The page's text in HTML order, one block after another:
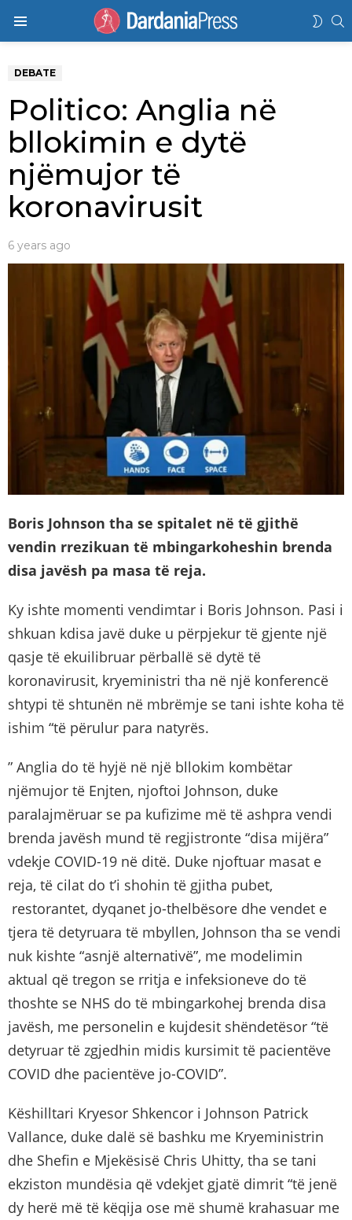
DEBATE
Politico: Anglia në
bllokimin e dytë
njëmujor të
koronavirusit
6 years ago
Boris Johnson tha se spitalet në të gjithë
vendin rrezikuan të mbingarkoheshin brenda
disa javësh pa masa të reja.
Ky ishte momenti vendimtar i Boris Johnson. Pasi i
shkuan kdisa javë duke u përpjekur të gjente një
qasje të ekuilibruar përballë së dytë të
koronavirusit, kryeministri tha në një konferencë
shtypi të shtunën në mbrëmje se tani ishte koha të
ishim “të përulur para natyrës.
” Anglia do të hyjë në një bllokim kombëtar
njëmujor të Enjten, njoftoi Johnson, duke
paralajmëruar se pa kufizime më të ashpra vendi
brenda javësh mund të regjistronte “disa mijëra”
vdekje COVID-19 në ditë. Duke njoftuar masat e
reja, të cilat do t’i shohin të gjitha pubet,
restorantet, dyqanet jo-thelbësore dhe vendet e
tjera të detyruara të mbyllen, Johnson tha se vendi
nuk kishte “asnjë alternativë”, me modelimin
aktual që tregon se rritja e infeksioneve do të
thoshte se NHS do të mbingarkohej brenda disa
javësh, me personelin e kujdesit shëndetësor “të
detyruar të zgjedhin midis kursimit të pacientëve
COVID dhe pacientëve jo-COVID”.
Këshilltari Kryesor Shkencor i Johnson Patrick
Vallance, duke dalë së bashku me Kryeministrin
dhe Shefin e Mjekësisë Chris Uhitty, tha se tani
ekziston mundësia që vdekjet gjatë dimrit “të jenë
dy herë më të këqija ose më shumë krahasuar me